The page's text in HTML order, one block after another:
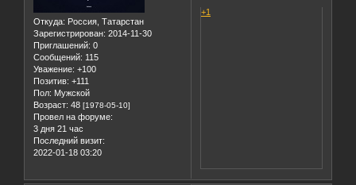
Откуда: Россия, Татарстан
Зарегистрирован: 2014-11-30
Приглашений: 0
Сообщений: 115
Уважение: +100
Позитив: +111
Пол: Мужской
Возраст: 48 [1978-05-10]
Провел на форуме:
3 дня 21 час
Последний визит:
2022-01-18 03:20
+1